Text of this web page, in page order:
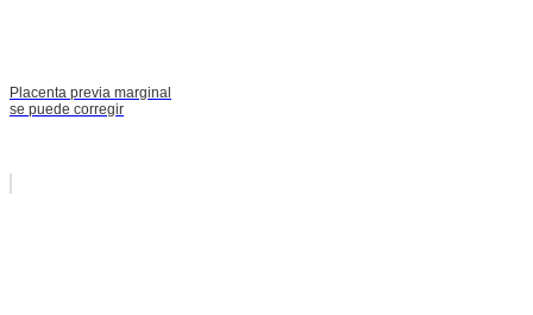
Placenta previa marginal
se puede corregir